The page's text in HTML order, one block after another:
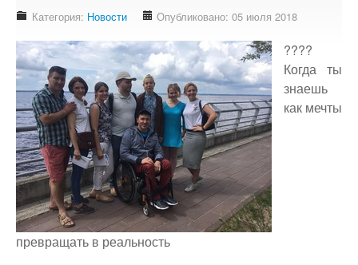
Доступность - что это?
Подтверждение доступности
Наши проекты
Our projects
Публичная отетность
Our public reporting
Публикации
Our publication
Контакты
Категория: Новости Опубликовано: 05 июля 2018
????
Когда ты
знаешь
как мечты
превращать в реальность